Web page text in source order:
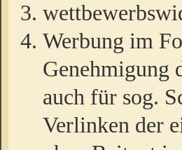
Werbung im
Genehmigung
auch für sog.
Verlinken der